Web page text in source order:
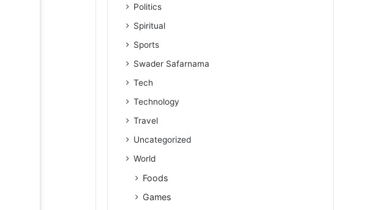
Politics
Spiritual
Sports
Swader Safarnama
Tech
Technology
Travel
Uncategorized
World
Foods
Games